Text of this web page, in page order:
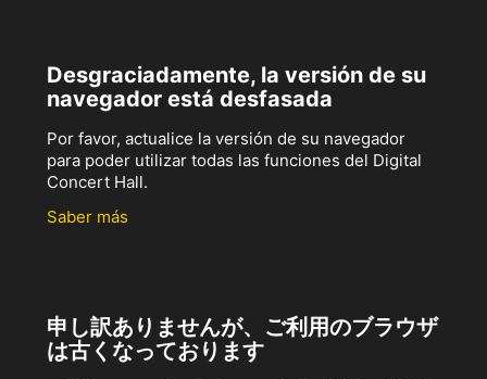
Desgraciadamente, la versión de su
navegador está desfasada
Por favor, actualice la versión de su navegador
para poder utilizar todas las funciones del Digital
Concert Hall.
Saber más
申し訳ありませんが、ご利用のブラウザ
は古くなっております